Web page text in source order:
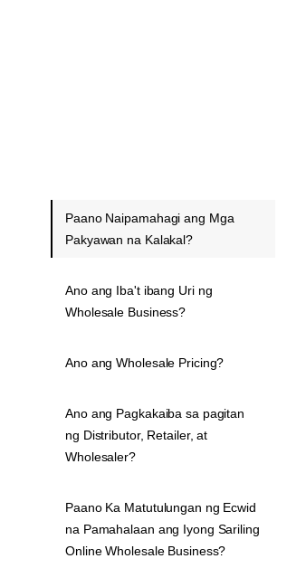
Paano Naipamahagi ang Mga
Pakyawan na Kalakal?
Ano ang Iba't ibang Uri ng
Wholesale Business?
Ano ang Wholesale Pricing?
Ano ang Pagkakaiba sa pagitan
ng Distributor, Retailer, at
Wholesaler?
Paano Ka Matutulungan ng Ecwid
na Pamahalaan ang Iyong Sariling
Online Wholesale Business?